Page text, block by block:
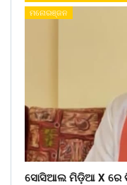
ମନୋରଞ୍ଜନ
ସୋସିଆଲ ମିଡ଼ିଆ X ରେ